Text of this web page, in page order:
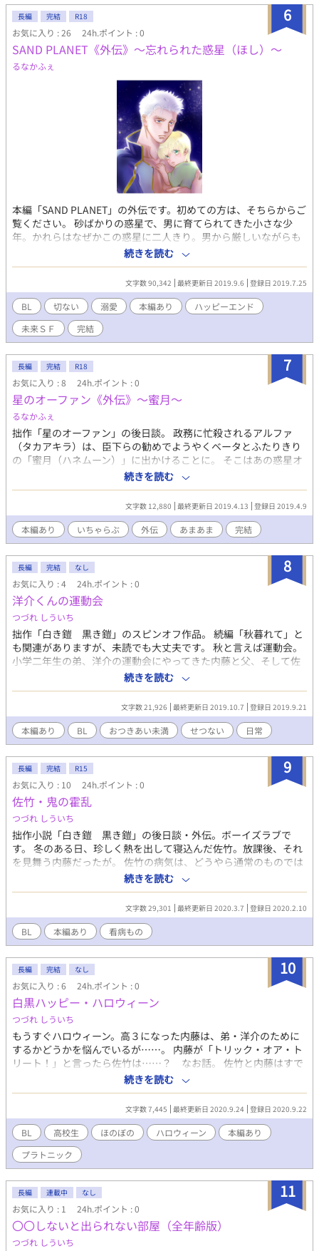
6
長編 完結 R18
お気に入り : 26 24h.ポイント : 0
SAND PLANET《外伝》～忘れられた惑星（ほし）～
るなかふぇ
本編「SAND PLANET」の外伝です。初めての方は、そちらからご
覧ください。 砂ばかりの惑星で、男に育てられてきた小さな少
年。かれらはなぜかこの惑星に二人きり。男から厳しいながらも
愛されて育った少年は、男を「パパ」と呼び、すくすくと成長し
ていたが。 とある時期から男が少年を遠ざけるようになり、二人
の関係には次第に変化が現れ始める……。 ※やや近親相姦的な表
現ありです。ご注意ください。 ※小説家になろう（ムーンライト
ノベルズ）にても同時連載中。
続きを読む
文字数 90,342 最終更新日 2019.9.6 登録日 2019.7.25
BL 切ない 溺愛 本編あり
ハッピーエンド
未来ＳＦ
完結
7
長編 完結 R18
お気に入り : 8 24h.ポイント : 0
星のオーファン《外伝》～蜜月～
るなかふぇ
拙作「星のオーファン」の後日談。 政務に忙殺されるアルファ
（タカアキラ）は、臣下らの勧めでようやくベータとふたりきり
の「蜜月（ハネムーン）」に出かけることに。 そこはあの惑星オ
ッドアイだった。 もう単純に、二人でいちゃいちゃしてるだけか
と思われます。 怒らない人だけ読んでくだされば(笑)。 ※無断転
載は許可しておりません。 ※ムーンライトノベルズにも掲載して
おります。
続きを読む
文字数 12,880 最終更新日 2019.4.13 登録日 2019.4.9
本編あり いちゃらぶ 外伝 あまあま 完結
8
長編 完結 なし
お気に入り : 4 24h.ポイント : 0
洋介くんの運動会
つづれ しういち
拙作「白き鎧 黒き鎧」のスピンオフ作品。 続編「秋暮れて」と
も関連がありますが、未読でも大丈夫です。 秋と言えば運動会。
小学二年生の弟、洋介の運動会にやってきた内藤と父、そして佐
竹。 最初は元気だった洋介が、周囲の様子を見て急に泣き出して
しまい……。 ※一応ボーイズラブタグを入れていますが、この作
品では二人はおつきあい未満です。 ※小説家になろう カクヨム
でも同時連載。
続きを読む
文字数 21,926 最終更新日 2019.10.7 登録日 2019.9.21
本編あり BL おつきあい未満 せつない 日常
9
長編 完結 R15
お気に入り : 10 24h.ポイント : 0
佐竹・鬼の霍乱
つづれ しういち
拙作小説「白き鎧 黒き鎧」の後日談・外伝。ボーイズラブで
す。 冬のある日、珍しく熱を出して寝込んだ佐竹。放課後、それ
を見舞う内藤だったが。 佐竹の病気は、どうやら通常のものでは
なくて…？？ 本編「白き鎧 黒き鎧」と、「秋暮れて」をご覧の
かた向けです。 二人はすでにお付き合いを始めています。 ※小説
家になろう、カクヨムにても同時更新しております。
続きを読む
文字数 29,301 最終更新日 2020.3.7 登録日 2020.2.10
BL 本編あり 看病もの
10
長編 完結 なし
お気に入り : 6 24h.ポイント : 0
白黒ハッピー・ハロウィーン
つづれ しういち
もうすぐハロウィーン。高３になった内藤は、弟・洋介のために
するかどうかを悩んでいるが……。 内藤が「トリック・オア・ト
リート！」と言ったら佐竹は……？ なお話。 佐竹と内藤はすで
におつきあい中です。ほぼ完全なプラトニック。 よろしかったら
どうぞ！ ※本編「白き鎧 黒き鎧」と、後日談「秋暮れて」をお
読みの方向けですが、読んでおられなくてもある程度分かるよう
には書いております。アルファポリスでは本編がまだ途中で、申
し訳ありません（大汗）改稿してからあげているもので…。 ※小
説家になろう・カクヨムにても同時連載。
続きを読む
文字数 7,445 最終更新日 2020.9.24 登録日 2020.9.22
BL 高校生 ほのぼの ハロウィーン
本編あり
プラトニック
11
長編 連載中 なし
お気に入り : 1 24h.ポイント : 0
〇〇しないと出られない部屋（全年齢版）
つづれ しういち